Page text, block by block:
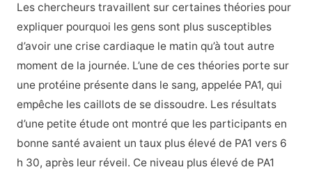
Les chercheurs travaillent sur certaines théories pour
expliquer pourquoi les gens sont plus susceptibles
d’avoir une crise cardiaque le matin qu’à tout autre
moment de la journée. L’une de ces théories porte sur
une protéine présente dans le sang, appelée PA1, qui
empêche les caillots de se dissoudre. Les résultats
d’une petite étude ont montré que les participants en
bonne santé avaient un taux plus élevé de PA1 vers 6
h 30, après leur réveil. Ce niveau plus élevé de PA1